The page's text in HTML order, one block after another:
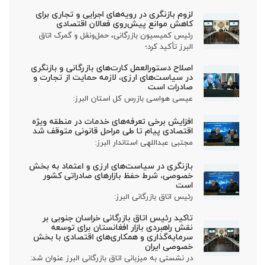
لزوم بازنگری در رویه‌های اجرایی و تجاری برای
کاهش موانع پیش‌روی فعالان اقتصادی
رئیس کمیسیون بازرگانی، حمل‌ونقل و گمرک اتاق
البرز تأکید کرد؛
اصلاح دستورالعمل کارت‌های بازرگانی و بازنگری
در سیاست‌های ارزی، لازمه حمایت از تجارت و
صادرات است
عیسی هواسی بازرس کل استان البرز:
افزایش برخی تعرفه‌های خدمات در منطقه ویژه
اقتصادی پیام تا طی مراحل قانونی متوقف شد
مجتبی عبداللهی استاندار البرز:
بازنگری در سیاست‌های ارزی و اعتماد به بخش
خصوصی، شرط حفظ بازارهای صادراتی کشور
است
رئیس اتاق بازرگانی البرز:
تاکید رئیس اتاق بازرگانی خراسان جنوبی بر
نقش راهبردی بازار افغانستان برای توسعه
سرمایه‌گذاری و همکاری‌های اقتصادی با بخش
خصوصی ایران
در نشستی به میزبانی اتاق بازرگانی البرز عنوان شد: